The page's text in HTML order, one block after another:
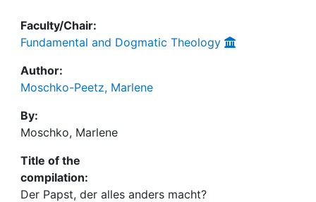
Faculty/Chair:
Fundamental and Dogmatic Theology
Author:
Moschko-Peetz, Marlene
By:
Moschko, Marlene
Title of the
compilation:
Der Papst, der alles anders macht?